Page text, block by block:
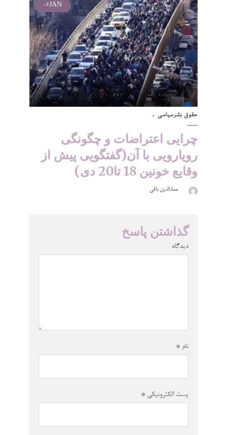
JAN
06
حقوق بشرسیاسی
چرایی اعتراضات و چگونگی
رویارویی با آن(گفتگویی پیش از
وقایع خونین 18 تا20 دی)
عمادالدین باقی
گذاشتن پاسخ
دیدگاه
نام *
پست الکترونیکی *